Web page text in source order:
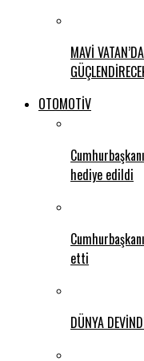
MAVİ
OTOMOTİV
hediye edildi
etti
DÜNYA